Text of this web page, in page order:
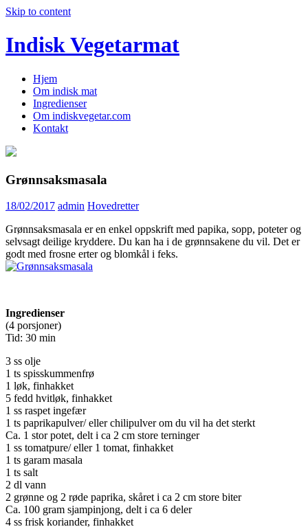
Skip to content
Indisk Vegetarmat
Hjem
Om indisk mat
Ingredienser
Om indiskvegetar.com
Kontakt
Grønnsaksmasala
18/02/2017 admin Hovedretter
Grønnsaksmasala er en enkel oppskrift med papika, sopp, poteter og
selvsagt deilige kryddere. Du kan ha i de grønnsakene du vil. Det er
godt med frosne erter og blomkål i feks.
Ingredienser
(4 porsjoner)
Tid: 30 min
3 ss olje
1 ts spisskummenfrø
1 løk, finhakket
5 fedd hvitløk, finhakket
1 ss raspet ingefær
1 ts paprikapulver/ eller chilipulver om du vil ha det sterkt
Ca. 1 stor potet, delt i ca 2 cm store terninger
1 ss tomatpure/ eller 1 tomat, finhakket
1 ts garam masala
1 ts salt
2 dl vann
2 grønne og 2 røde paprika, skåret i ca 2 cm store biter
Ca. 100 gram sjampinjong, delt i ca 6 deler
4 ss frisk koriander, finhakket